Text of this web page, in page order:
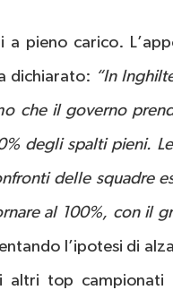
pieno carico.
dichiarato: “In
che il governo
degli spalti pieni.
delle squadre
al 100%, con il
l’ipotesi di
top campionati